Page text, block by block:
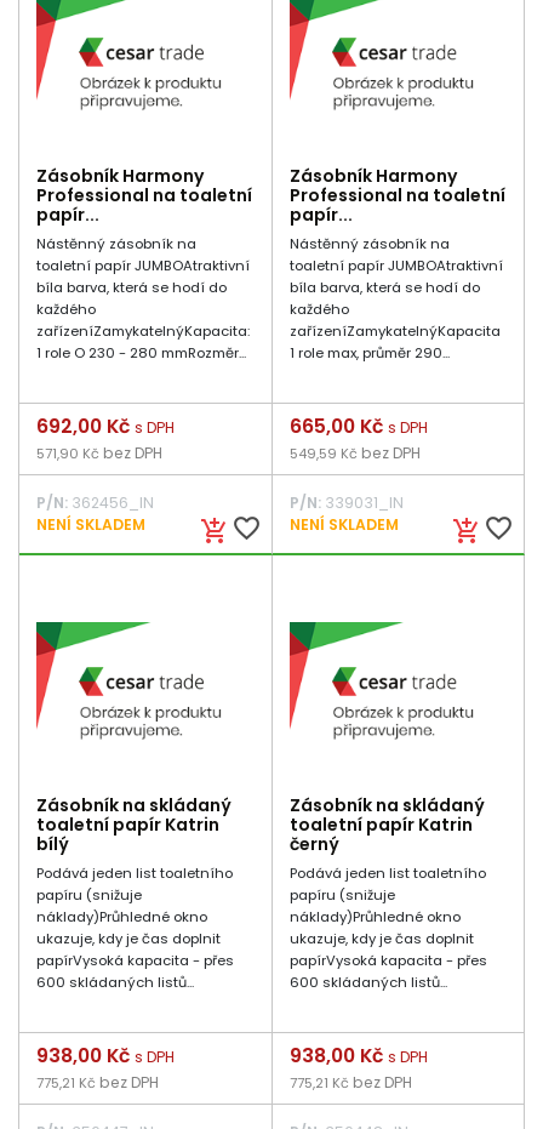
Zásobník Harmony
Professional na toaletní
papír...
Nástěnný zásobník na
toaletní papír JUMBOAtraktivní
bíla barva, která se hodí do
každého
zařízeníZamykatelnýKapacita:
1 role O 230 - 280 mmRozměr...
add_shopping_cart favorite_border
Cena
692,00 Kč s DPH
571,90 Kč bez DPH
P/N: 362456_IN
NENÍ SKLADEM
Zásobník Harmony
Professional na toaletní
papír...
Nástěnný zásobník na
toaletní papír JUMBOAtraktivní
bíla barva, která se hodí do
každého
zařízeníZamykatelnýKapacita
1 role max, průměr 290...
add_shopping_cart favorite_border
Cena
665,00 Kč s DPH
549,59 Kč bez DPH
P/N:339031_IN
NENÍ SKLADEM
Zásobník na skládaný
toaletní papír Katrin
bílý
Podává jeden list toaletního
papíru (snižuje
náklady)Průhledné okno
ukazuje, kdy je čas doplnit
papírVysoká kapacita - přes
600 skládaných listů...
Cena
938,00 Kč s DPH
775,21 Kč bez DPH
Zásobník na skládaný
toaletní papír Katrin
černý
Podává jeden list toaletního
papíru (snižuje
náklady)Průhledné okno
ukazuje, kdy je čas doplnit
papírVysoká kapacita - přes
600 skládaných listů...
Cena
938,00 Kč s DPH
775,21 Kč bez DPH